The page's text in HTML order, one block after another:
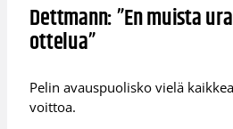
Dettmann: ”En muista
ottelua”
Pelin avauspuolisko vielä
voittoa.